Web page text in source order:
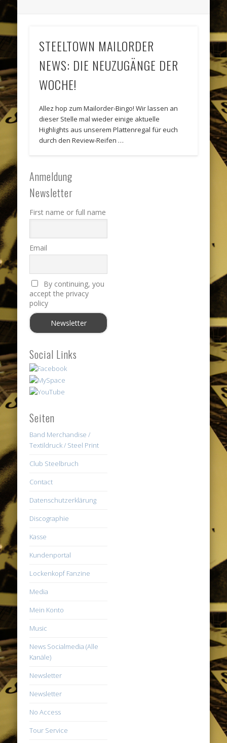
STEELTOWN MAILORDER
NEWS: DIE NEUZUGÄNGE DER
WOCHE!
Allez hop zum Mailorder-Bingo! Wir lassen an
dieser Stelle mal wieder einige aktuelle
Highlights aus unserem Plattenregal für euch
durch den Review-Reifen …
Anmeldung
Newsletter
First name or full name
Email
By continuing, you
accept the privacy
policy
Social Links
Seiten
Band Merchandise /
Textildruck / Steel Print
Club Steelbruch
Contact
Datenschutzerklärung
Discographie
Kasse
Kundenportal
Lockenkopf Fanzine
Media
Mein Konto
Music
News Socialmedia (Alle
Kanäle)
Newsletter
Newsletter
No Access
Tour Service